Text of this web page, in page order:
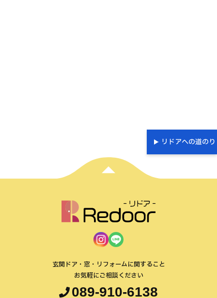
リドアへの道のり
玄関ドア・窓・リフォームに関すること
お気軽にご相談ください
089-910-6138